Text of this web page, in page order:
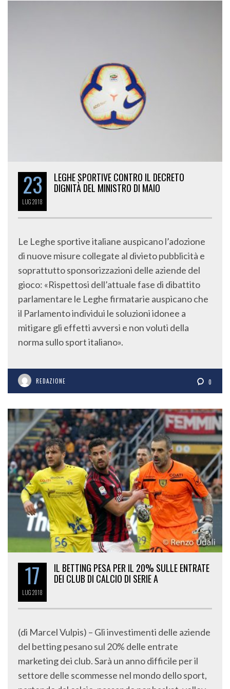
23
LUG2018
LEGHE SPORTIVE CONTRO IL DECRETO
DIGNITÀ DEL MINISTRO DI MAIO
Le Leghe sportive italiane auspicano l’adozione
di nuove misure collegate al divieto pubblicità e
soprattutto sponsorizzazioni delle aziende del
gioco: «Rispettosi dell’attuale fase di dibattito
parlamentare le Leghe firmatarie auspicano che
il Parlamento individui le soluzioni idonee a
mitigare gli effetti avversi e non voluti della
norma sullo sport italiano».
REDAZIONE 0
17
LUG2018
IL BETTING PESA PER IL 20% SULLE ENTRATE
DEI CLUB DI CALCIO DI SERIE A
(di Marcel Vulpis) – Gli investimenti delle aziende
del betting pesano sul 20% delle entrate
marketing dei club. Sarà un anno difficile per il
settore delle scommesse nel mondo dello sport,